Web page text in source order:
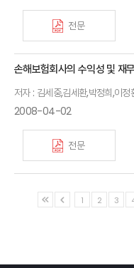
전문
손해보험회사의 수익성 및 재
저자 : 김세중,김세환,박정희,이정
2008-04-02
전문
1 2 3